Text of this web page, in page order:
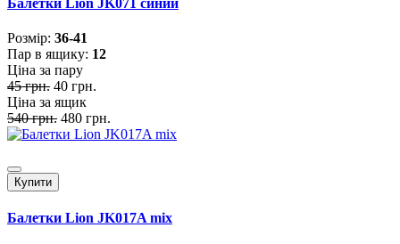
Розмiр: 36-41
Пар в ящику: 12
Ціна за пару
45 грн. 40 грн.
Ціна за ящик
540 грн. 480 грн.
Купити
Балетки Lion JK017A mix